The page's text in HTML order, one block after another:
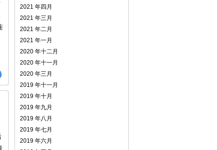
2021 年四月
2021 年三月
2021 年二月
2021 年一月
2020 年十二月
2020 年十一月
2020 年三月
2019 年十一月
2019 年十月
2019 年九月
2019 年八月
2019 年七月
2019 年六月